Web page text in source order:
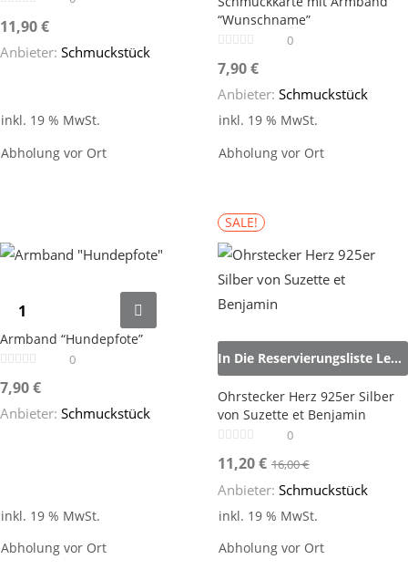
11,90€
Anbieter: Schmuckstück
inkl. 19 % MwSt.
Abholung vor Ort
“Wunschname”
0
7,90€
Anbieter: Schmuckstück
inkl. 19 % MwSt.
Abholung vor Ort
Armband “Hundepfote”
0
7,90€
Anbieter: Schmuckstück
inkl. 19 % MwSt.
Abholung vor Ort
SALE!
In Die Reservierungsliste Legen
Ohrstecker Herz 925er Silber
von Suzette et Benjamin
0
11,20€ 16,00€
Anbieter: Schmuckstück
inkl. 19 % MwSt.
Abholung vor Ort